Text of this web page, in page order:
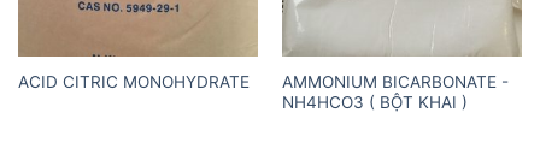
ACID CITRIC MONOHYDRATE
AMMONIUM BICARBONATE -
NH4HCO3 ( BỘT KHAI )